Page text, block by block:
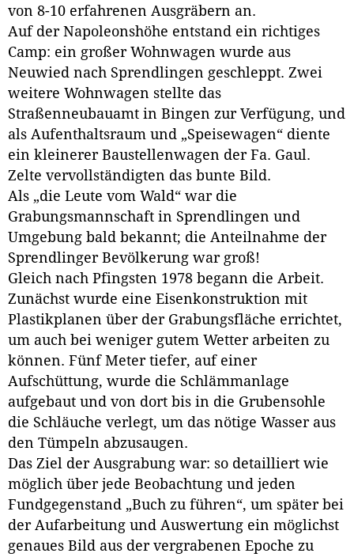
von 8-10 erfahrenen Ausgräbern an.
Auf der Napoleonshöhe entstand ein richtiges
Camp: ein großer Wohnwagen wurde aus
Neuwied nach Sprendlingen geschleppt. Zwei
weitere Wohnwagen stellte das
Straßenneubauamt in Bingen zur Verfügung, und
als Aufenthaltsraum und „Speisewagen“ diente
ein kleinerer Baustellenwagen der Fa. Gaul.
Zelte vervollständigten das bunte Bild.
Als „die Leute vom Wald“ war die
Grabungsmannschaft in Sprendlingen und
Umgebung bald bekannt; die Anteilnahme der
Sprendlinger Bevölkerung war groß!
Gleich nach Pfingsten 1978 begann die Arbeit.
Zunächst wurde eine Eisenkonstruktion mit
Plastikplanen über der Grabungsfläche errichtet,
um auch bei weniger gutem Wetter arbeiten zu
können. Fünf Meter tiefer, auf einer
Aufschüttung, wurde die Schlämmanlage
aufgebaut und von dort bis in die Grubensohle
die Schläuche verlegt, um das nötige Wasser aus
den Tümpeln abzusaugen.
Das Ziel der Ausgrabung war: so detailliert wie
möglich über jede Beobachtung und jeden
Fundgegenstand „Buch zu führen“, um später bei
der Aufarbeitung und Auswertung ein möglichst
genaues Bild aus der vergrabenen Epoche zu